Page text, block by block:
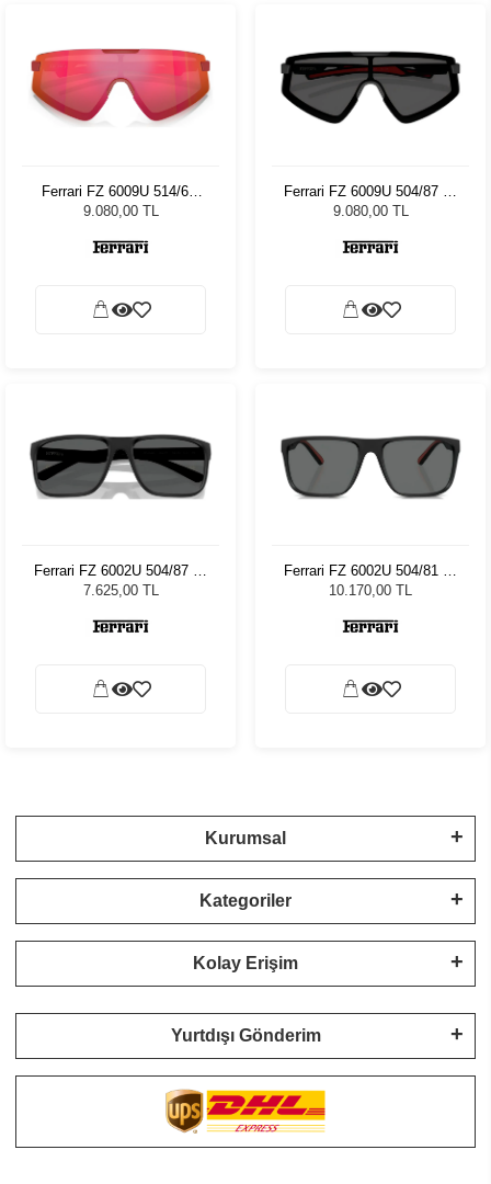
Ferrari FZ 6009U 514/6Q
47 Kadın Güneş Gözlüğü
9.080,00 TL
Ferrari FZ 6009U 504/87 47
Kadın Güneş Gözlüğü
9.080,00 TL
Ferrari FZ 6002U 504/87 59
Erkek Güneş Gözlüğü
7.625,00 TL
Ferrari FZ 6002U 504/81 59
Erkek Güneş Gözlüğü
10.170,00 TL
Kurumsal
Kategoriler
Kolay Erişim
Yurtdışı Gönderim